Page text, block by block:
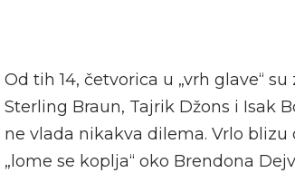
Od tih 14, četvorica u „vrh glave“
Sterling Braun, Tajrik Džons i Isak
ne vlada nikakva dilema. Vrlo
„lome se koplja“ oko Brendona